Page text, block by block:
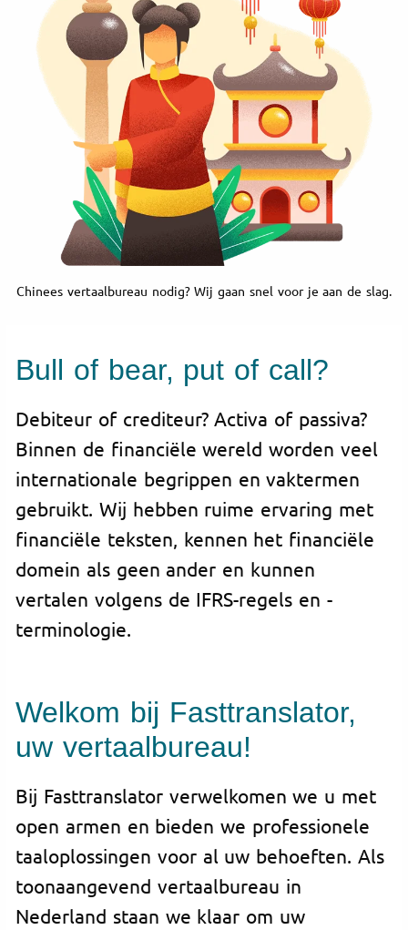
Chinees vertaalbureau nodig? Wij gaan snel voor je aan de slag.
Bull of bear, put of call?
Debiteur of crediteur? Activa of passiva?
Binnen de financiële wereld worden veel
internationale begrippen en vaktermen
gebruikt. Wij hebben ruime ervaring met
financiële teksten, kennen het financiële
domein als geen ander en kunnen
vertalen volgens de IFRS-regels en -
terminologie.
Welkom bij Fasttranslator,
uw vertaalbureau!
Bij Fasttranslator verwelkomen we u met
open armen en bieden we professionele
taaloplossingen voor al uw behoeften. Als
toonaangevend vertaalbureau in
Nederland staan we klaar om uw